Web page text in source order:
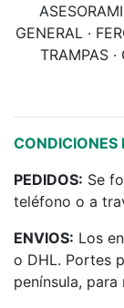
GENERAL ·
TRAMPAS ·
CONDICIONES
PEDIDOS: Se
teléfono o a
ENVIOS: Los
o DHL. Portes
península,